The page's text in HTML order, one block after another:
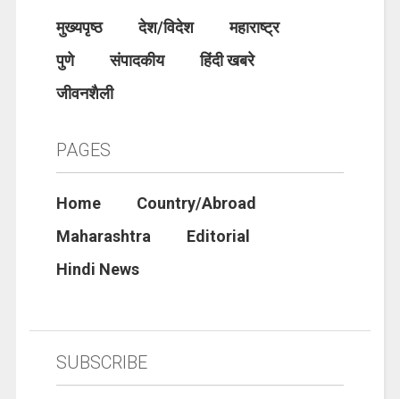
मुख्यपृष्ठ देश/विदेश
महाराष्ट्र
पुणे
संपादकीय
हिंदी खबरे
जीवनशैली
PAGES
Home
Country/Abroad
Maharashtra
Editorial
Hindi News
SUBSCRIBE